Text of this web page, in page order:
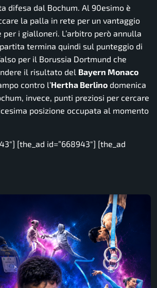
difesa dal Bochum. Al 90esimo è
la palla in rete per un vantaggio
i gialloneri. L’arbitro però annulla
termina quindi sul punteggio di
per il Borussia Dortmund che
il risultato del Bayern Monaco
contro l’Hertha Berlino domenica
invece, punti preziosi per cercare
posizione occupata al momento
[the_ad id=”668943″] [the_ad